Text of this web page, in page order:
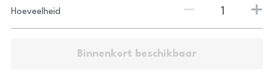
Hoeveelheid
Binnenkort beschikbaar